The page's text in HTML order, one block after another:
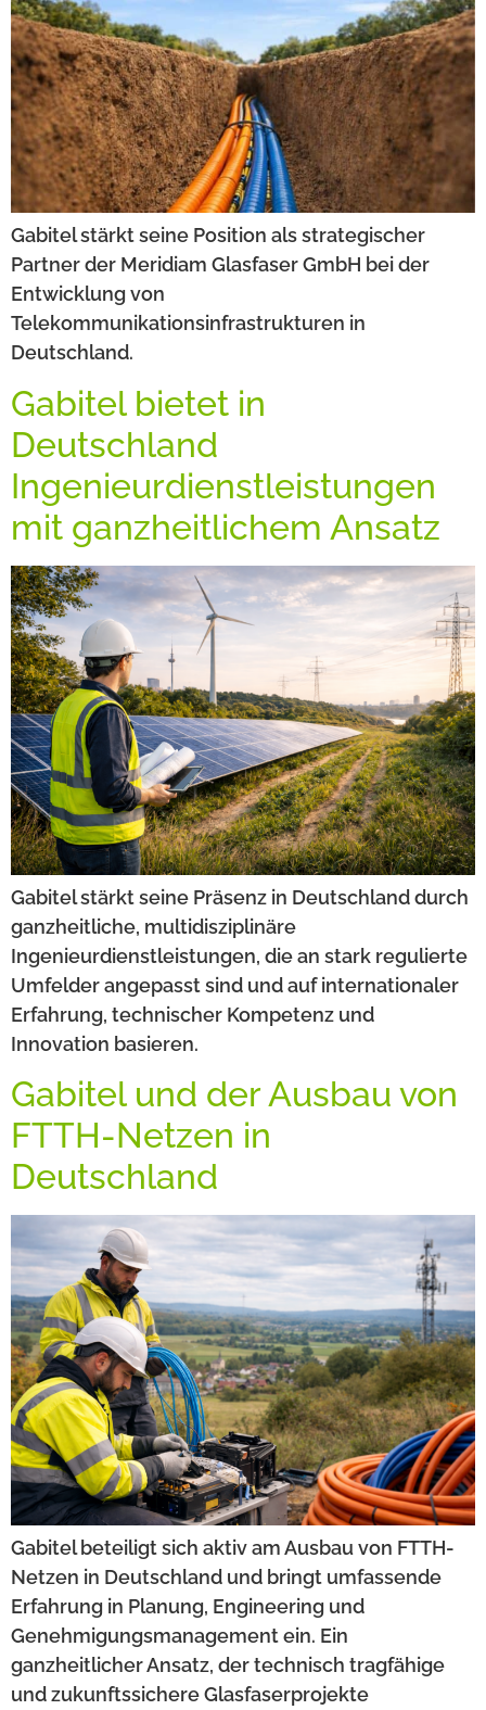
Gabitel stärkt seine Position als strategischer
Partner der Meridiam Glasfaser GmbH bei der
Entwicklung von
Telekommunikationsinfrastrukturen in
Deutschland.
Gabitel bietet in
Deutschland
Ingenieurdienstleistungen
mit ganzheitlichem Ansatz
Gabitel stärkt seine Präsenz in Deutschland durch
ganzheitliche, multidisziplinäre
Ingenieurdienstleistungen, die an stark regulierte
Umfelder angepasst sind und auf internationaler
Erfahrung, technischer Kompetenz und
Innovation basieren.
Gabitel und der Ausbau von
FTTH-Netzen in
Deutschland
Gabitel beteiligt sich aktiv am Ausbau von FTTH-
Netzen in Deutschland und bringt umfassende
Erfahrung in Planung, Engineering und
Genehmigungsmanagement ein. Ein
ganzheitlicher Ansatz, der technisch tragfähige
und zukunftssichere Glasfaserprojekte